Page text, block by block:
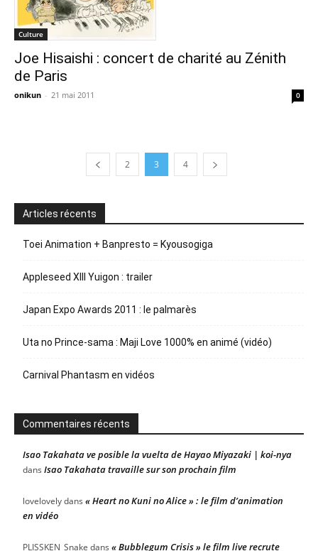
Culture
Joe Hisaishi : concert de charité au Zénith
de Paris
onikun - 21 mai 2011 0
2 3 4
Articles récents
Toei Animation + Banpresto = Kyousogiga
Appleseed XIII Yuigon : trailer
Japan Expo Awards 2011 : le palmarès
Uta no Prince-sama : Maji Love 1000% en animé (vidéo)
Carnival Phantasm en vidéos
Commentaires récents
Isao Takahata ve posible la vuelta de Hayao Miyazaki | koi-nya
dans Isao Takahata travaille sur son prochain film
lovelovelydans « Heart no Kuni no Alice » : le film d’animation
en vidéo
PLISSKEN_Snake dans « Bubblegum Crisis » le film live recrute